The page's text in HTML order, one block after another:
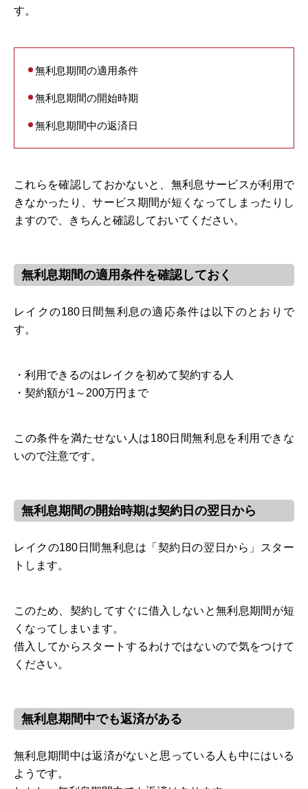
す。
無利息期間の適用条件
無利息期間の開始時期
無利息期間中の返済日
これらを確認しておかないと、無利息サービスが利用で
きなかったり、サービス期間が短くなってしまったりし
ますので、きちんと確認しておいてください。
無利息期間の適用条件を確認しておく
レイクの180日間無利息の適応条件は以下のとおりで
す。
・利用できるのはレイクを初めて契約する人
・契約額が1～200万円まで
この条件を満たせない人は180日間無利息を利用できな
いので注意です。
無利息期間の開始時期は契約日の翌日から
レイクの180日間無利息は「契約日の翌日から」スター
トします。
このため、契約してすぐに借入しないと無利息期間が短
くなってしまいます。
借入してからスタートするわけではないので気をつけて
ください。
無利息期間中でも返済がある
無利息期間中は返済がないと思っている人も中にはいる
ようです。